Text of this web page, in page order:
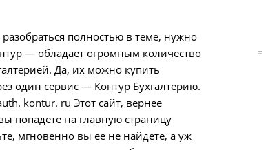
полностью в теме, нужно
— обладает огромным количество
Да, их можно купить
один сервис — Контур Бухгалтерию.
kontur. ru Этот сайт, вернее
попадете на главную страницу
мгновенно вы ее не найдете, а уж